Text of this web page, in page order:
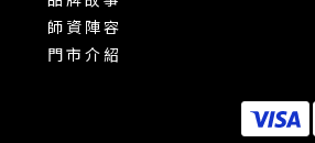
師 資 陣 容
門 市 介 紹